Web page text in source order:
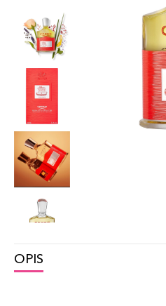
OPIS